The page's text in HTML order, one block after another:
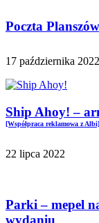
Poczta
17 października 2022
Ship Ahoy! –
[Współpraca reklamowa z
22 lipca 2022
Parki – mepel
wydaniu